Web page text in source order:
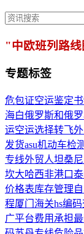
"中欧班列路
专题标签
危包证空运鉴定书
海白俄罗斯和俄
运空运选择转飞
发货asu机动车检测
专线外贸人坦桑
坎大哈西非港口
价格表库存管理
程厦门海关hs编
广平台费用承担